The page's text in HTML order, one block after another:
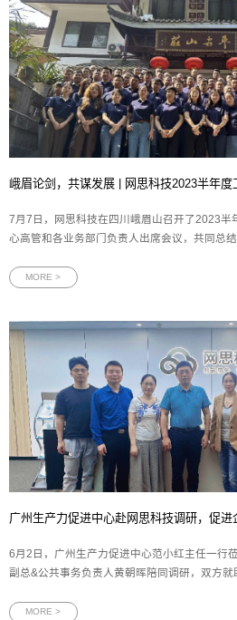
峨眉论剑，共谋发展 | 网思科技2023半年度
7月7日，网思科技在四川峨眉山召开了2023半
心高管和各业务部门负责人出席会议，共同总
对上半年的工作进行了全面复盘和总结，对各
MORE >
广州生产力促进中心赴网思科技调研，促进
6月2日，广州生产力促进中心范小红主任一行
副总&公共事务负责人黄朝晖陪同调研，双方就
绍了公司的经营情况、产品及解决方案的示范
MORE >